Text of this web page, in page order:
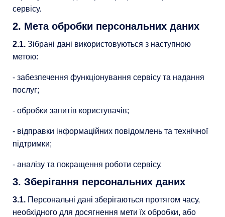
сервісу.
2. Мета обробки персональних даних
2.1. Зібрані дані використовуються з наступною
метою:
- забезпечення функціонування сервісу та надання
послуг;
- обробки запитів користувачів;
- відправки інформаційних повідомлень та технічної
підтримки;
- аналізу та покращення роботи сервісу.
3. Зберігання персональних даних
3.1. Персональні дані зберігаються протягом часу,
необхідного для досягнення мети їх обробки, або